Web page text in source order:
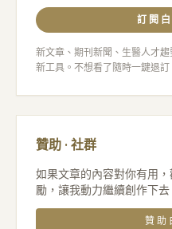
訂閱
新文章、期刊新聞、生醫人才
新工具。不想看了隨時一鍵退訂
贊助 · 社群
如果文章的內容對你有用
勵，讓我動力繼續創作下去
贊助